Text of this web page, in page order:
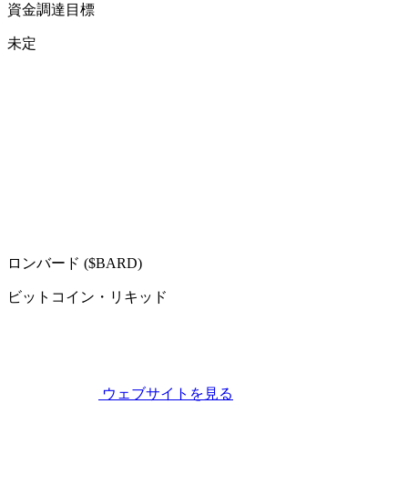
資金調達目標
未定
ロンバード ($BARD)
ビットコイン・リキッド
ウェブサイトを見る